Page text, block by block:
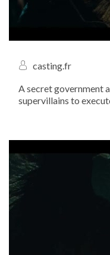
casting.fr
A secret government
supervillains to